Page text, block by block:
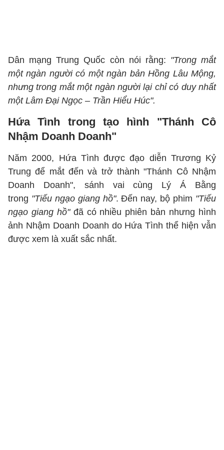
Dân mạng Trung Quốc còn nói rằng: "Trong mắt
một ngàn người có một ngàn bản Hồng Lâu Mộng,
nhưng trong mắt một ngàn người lại chỉ có duy nhất
một Lâm Đại Ngọc – Trần Hiểu Húc".
Hứa Tình trong tạo hình "Thánh Cô
Nhậm Doanh Doanh"
Năm 2000, Hứa Tình được đạo diễn Trương Kỷ
Trung để mắt đến và trở thành "Thánh Cô Nhậm
Doanh Doanh", sánh vai cùng Lý Á Bằng
trong "Tiếu ngạo giang hồ". Đến nay, bộ phim "Tiếu
ngạo giang hồ"đã có nhiều phiên bản nhưng hình
ảnh Nhậm Doanh Doanh do Hứa Tình thể hiện vẫn
được xem là xuất sắc nhất.